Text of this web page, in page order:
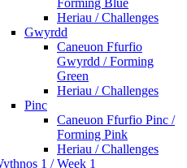
Heriau / Challenges
Gwyrdd
Caneuon Ffurfio
Gwyrdd / Forming
Green
Heriau / Challenges
Pinc
Caneuon Ffurfio Pinc /
Forming Pink
Heriau / Challenges
1 / Week 1